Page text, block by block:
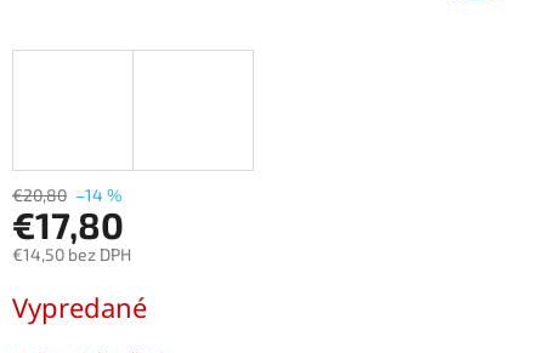
€20,80 –14 %
€17,80
€14,50 bez DPH
cena:
Vypredané